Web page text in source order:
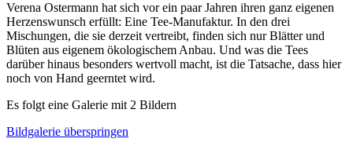
Verena Ostermann hat sich vor ein paar Jahren ihren ganz eigenen
Herzenswunsch erfüllt: Eine Tee-Manufaktur. In den drei
Mischungen, die sie derzeit vertreibt, finden sich nur Blätter und
Blüten aus eigenem ökologischem Anbau. Und was die Tees
darüber hinaus besonders wertvoll macht, ist die Tatsache, dass hier
noch von Hand geerntet wird.
Es folgt eine Galerie mit 2 Bildern
Bildgalerie überspringen